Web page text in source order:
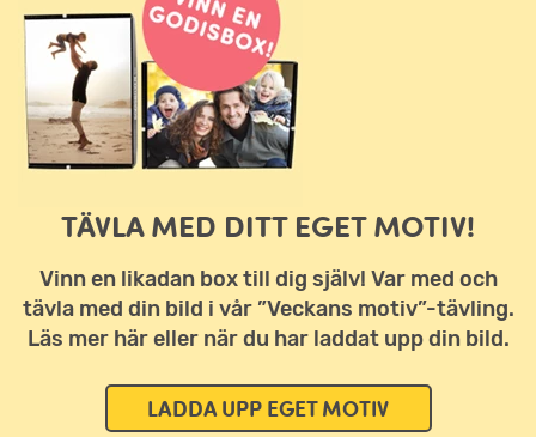
TÄVLA MED DITT EGET MOTIV!
Vinn en likadan box till dig själv! Var med och
tävla med din bild i vår ”Veckans motiv”-tävling.
Läs mer här eller när du har laddat upp din bild.
LADDA UPP EGET MOTIV